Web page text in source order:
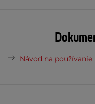
Návod na používanie